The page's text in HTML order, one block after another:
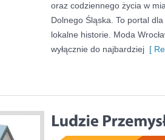
oraz codziennego życia w
Dolnego Śląska. To portal
lokalne historie. Moda
wyłącznie do najbardziej [